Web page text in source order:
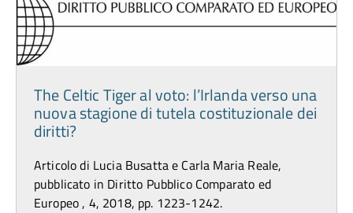
The Celtic Tiger al voto: l’Irlanda verso una
nuova stagione di tutela costituzionale dei
diritti?
Articolo di Lucia Busatta e Carla Maria Reale,
pubblicato in Diritto Pubblico Comparato ed
Europeo , 4, 2018, pp. 1223-1242.